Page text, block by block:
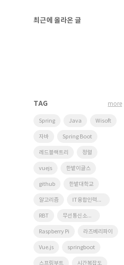
최근에 올라온 글
TAG
Spring Java Wisoft
자바 Spring Boot
레드블랙트리 정렬
vuejs 한밭이글스
github 한밭대학교
알고리즘 IT융합인력양성사업단
RBT 무선통신소프트웨어연구실
Raspberry Pi 라즈베리파이
Vue.js springboot
스프링부트 시간복잡도
more